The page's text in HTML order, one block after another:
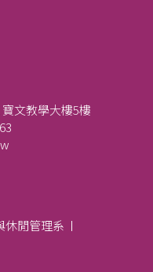
文教學大樓5樓
休閒管理系